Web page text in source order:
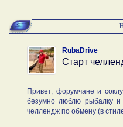
RubaDrive
Старт
Привет, форумчане и
безумно люблю рыбалку и
челлендж по обмену (в стиле